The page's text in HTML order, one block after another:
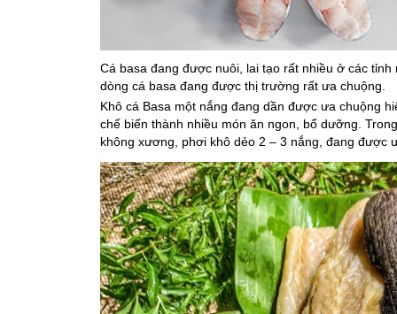
Cá basa đang được nuôi, lai tạo rất nhiều ở các
dòng cá basa đang được thị trường rất ưa chuộng.
Khô cá Basa một nắng đang dần được ưa chuộng
chế biến thành nhiều món ăn ngon, bổ dưỡng.
không xương, phơi khô dẻo 2 – 3 nắng, đang được